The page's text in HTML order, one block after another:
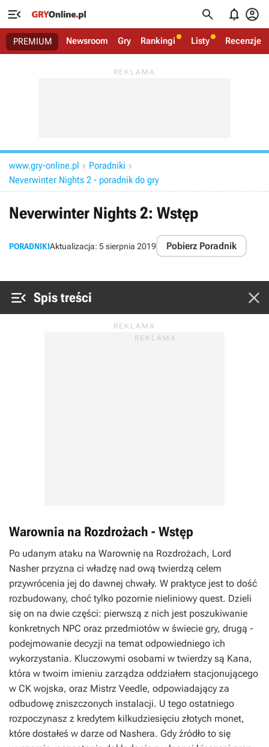
   
PREMIUM Newsroom Gry Rankingi Listy Recenzje
www.gry-online.pl  Poradniki 
Neverwinter Nights 2 - poradnik do gry
Neverwinter Nights 2: Wstęp
PORADNIKIAktualizacja: 5 sierpnia 2019 Pobierz Poradnik
 Spis treści 
Warownia na Rozdrożach - Wstęp
Po udanym ataku na Warownię na Rozdrożach, Lord
Nasher przyzna ci władzę nad ową twierdzą celem
przywrócenia jej do dawnej chwały. W praktyce jest to dość
rozbudowany, choć tylko pozornie nieliniowy quest. Dzieli
się on na dwie części: pierwszą z nich jest poszukiwanie
konkretnych NPC oraz przedmiotów w świecie gry, drugą -
podejmowanie decyzji na temat odpowiedniego ich
wykorzystania. Kluczowymi osobami w twierdzy są Kana,
która w twoim imieniu zarządza oddziałem stacjonującego
w CK wojska, oraz Mistrz Veedle, odpowiadający za
odbudowę zniszczonych instalacji. U tego ostatniego
rozpoczynasz z kredytem kilkudziesięciu złotych monet,
które dostałeś w darze od Nashera. Gdy źródło to się